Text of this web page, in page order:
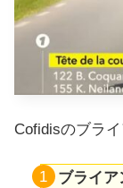
Cofidisのブラ
ブライ